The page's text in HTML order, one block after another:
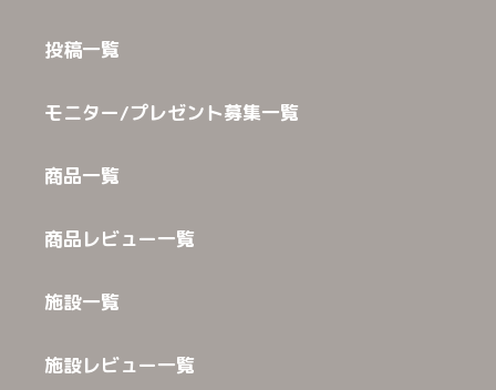
投稿一覧
モニター/プレゼント募集一覧
商品一覧
商品レビュー一覧
施設一覧
施設レビュー一覧